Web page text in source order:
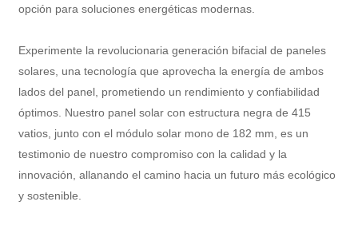
opción para soluciones energéticas modernas.
Experimente la revolucionaria generación bifacial de paneles
solares, una tecnología que aprovecha la energía de ambos
lados del panel, prometiendo un rendimiento y confiabilidad
óptimos. Nuestro panel solar con estructura negra de 415
vatios, junto con el módulo solar mono de 182 mm, es un
testimonio de nuestro compromiso con la calidad y la
innovación, allanando el camino hacia un futuro más ecológico
y sostenible.